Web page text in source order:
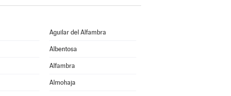
Aguilar del Alfambra
Albentosa
Alfambra
Almohaja